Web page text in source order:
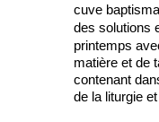
cuve
des solutions
printemps
matière et de
contenant
de la liturgie